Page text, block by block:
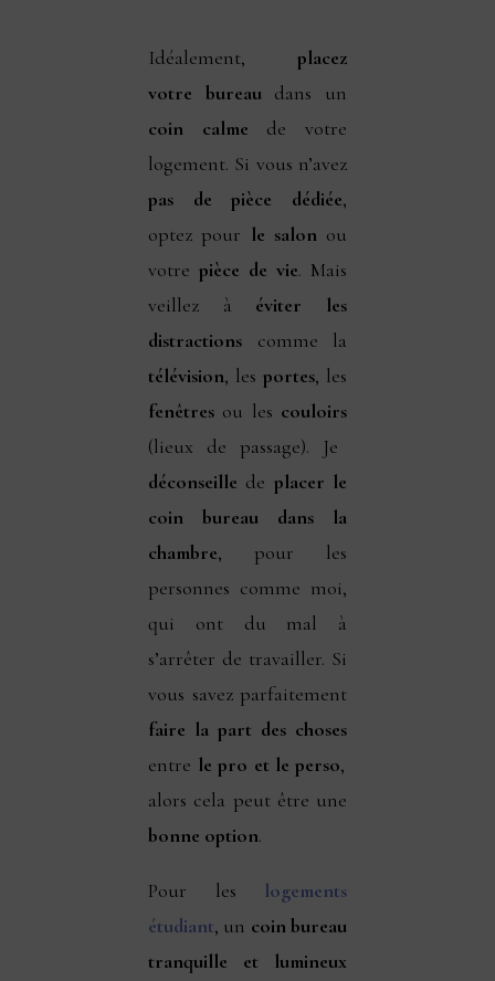
Idéalement, placez
votre bureau dans un
coin calme de votre
logement. Si vous n’avez
pas de pièce dédiée,
optez pour le salonou
votrepièce de vie. Mais
veillez à éviter les
distractions comme la
télévision, les portes, les
fenêtres ou les couloirs
(lieux de passage). Je
déconseille de placer le
coin bureau dans la
chambre, pour les
personnes comme moi,
qui ont du mal à
s’arrêter de travailler. Si
vous savez parfaitement
faire la part des choses
entre le pro et le perso,
alors cela peut être une
bonne option.
Pour les
logements
étudiant, un coin bureau
tranquille et lumineux